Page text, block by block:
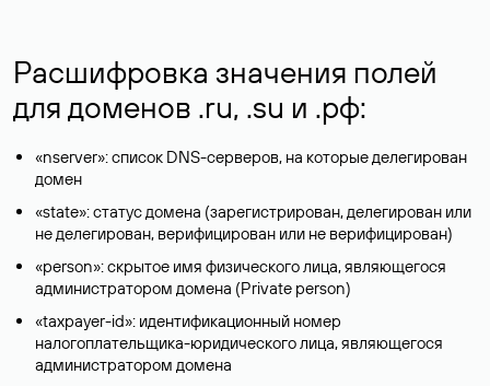
Расшифровка значения полей
для доменов .ru, .su и .рф:
«nserver»: список DNS-серверов, на которые делегирован
домен
«state»: статус домена (зарегистрирован, делегирован или
не делегирован, верифицирован или не верифицирован)
«person»: скрытое имя физического лица, являющегося
администратором домена (Privatе person)
«taxpayer-id»: идентификационный номер
налогоплательщика-юридического лица, являющегося
администратором домена